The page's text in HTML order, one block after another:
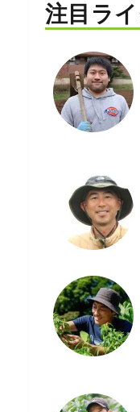
注目ラ